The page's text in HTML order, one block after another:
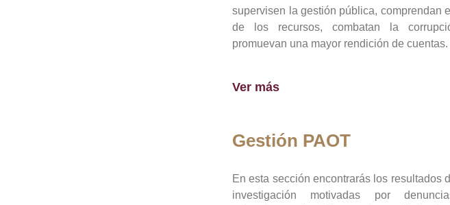
supervisen la gestión pública, comprendan
de los recursos, combatan la
promuevan una mayor rendición de cuentas.
Ver más
Gestión PAOT
En esta sección encontrarás los resultados
investigación motivadas por